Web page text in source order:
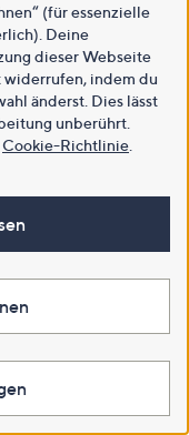
(für essenzielle
Deine
dieser Webseite
indem du
änderst. Dies lässt
unberührt.
Cookie-Richtlinie